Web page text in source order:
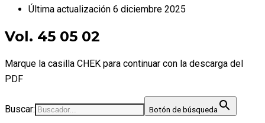
Última actualización 6 diciembre 2025
Vol. 45 05 02
Marque la casilla CHEK para continuar con la descarga del
PDF
Buscar: Botón de búsqueda